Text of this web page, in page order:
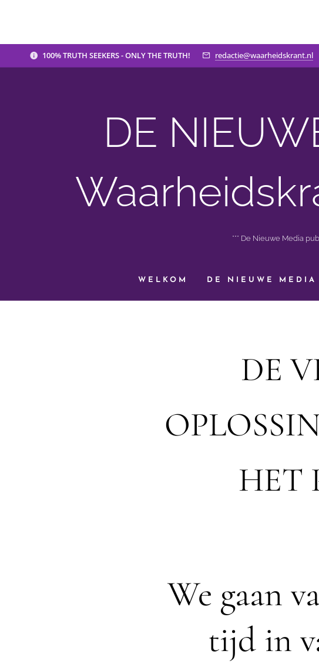
100% TRUTH SEEKERS - ONLY THE TRUTH! redactie@waarheidskrant.nl
DE
*** De Nieuwe Media
WELKOM DE NIEUWE MEDIA
DE
HET
We gaan
tijd in